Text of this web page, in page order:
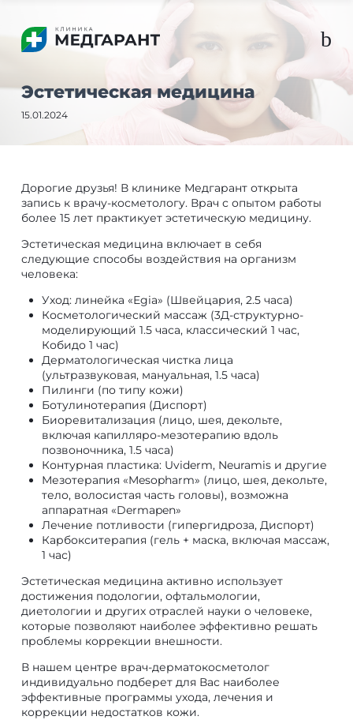
b
Эстетическая медицина
15.01.2024
Дорогие друзья! В клинике Медгарант открыта
запись к врачу-косметологу. Врач с опытом работы
более 15 лет практикует эстетическую медицину.
Эстетическая медицина включает в себя
следующие способы воздействия на организм
человека:
Уход: линейка «Egia» (Швейцария, 2.5 часа)
Косметологический массаж (3Д-структурно-
моделирующий 1.5 часа, классический 1 час,
Кобидо 1 час)
Дерматологическая чистка лица
(ультразвуковая, мануальная, 1.5 часа)
Пилинги (по типу кожи)
Ботулинотерапия (Диспорт)
Биоревитализация (лицо, шея, декольте,
включая капилляро-мезотерапию вдоль
позвоночника, 1.5 часа)
Контурная пластика: Uviderm, Neuramis и другие
Мезотерапия «Mesopharm» (лицо, шея, декольте,
тело, волосистая часть головы), возможна
аппаратная «Dermapen»
Лечение потливости (гипергидроза, Диспорт)
Карбокситерапия (гель + маска, включая массаж,
1 час)
Эстетическая медицина активно использует
достижения подологии, офтальмологии,
диетологии и других отраслей науки о человеке,
которые позволяют наиболее эффективно решать
проблемы коррекции внешности.
В нашем центре врач-дерматокосметолог
индивидуально подберет для Вас наиболее
эффективные программы ухода, лечения и
коррекции недостатков кожи.